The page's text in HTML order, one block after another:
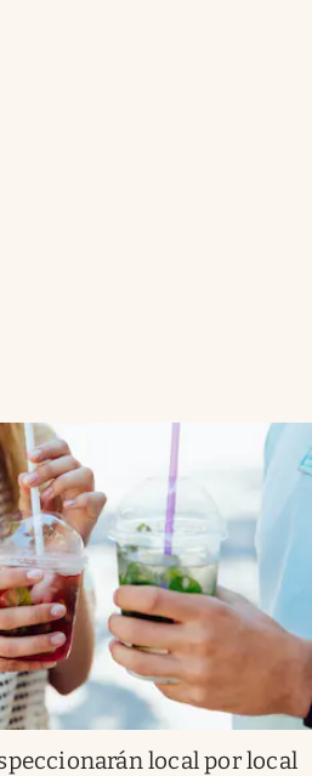
local por local